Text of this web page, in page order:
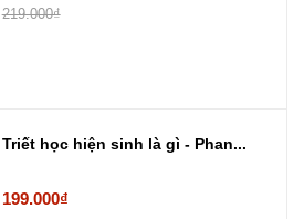
219.000₫
Triết học hiện sinh là gì - Phan...
199.000₫